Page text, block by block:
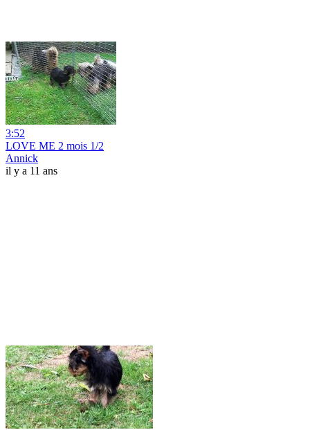
3:52
LOVE ME 2 mois 1/2
Annick
il y a 11 ans